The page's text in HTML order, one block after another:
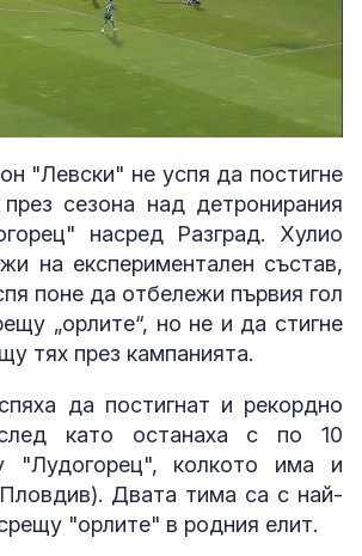
"Левски" не успя да постигне
сезона над детронирания
насред Разград. Хулио
на експериментален състав,
поне да отбележи първия гол
„орлите“, но не и да стигне
тях през кампанията.
да постигнат и рекордно
като останаха с по 10
"Лудогорец", колкото има и
Двата тима са с най-
"орлите" в родния елит.